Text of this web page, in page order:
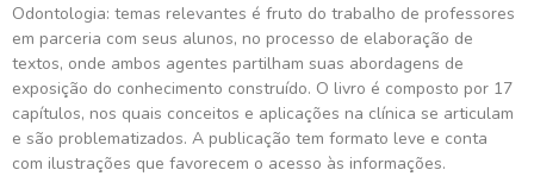
Odontologia: temas relevantes é fruto do trabalho de professores
em parceria com seus alunos, no processo de elaboração de
textos, onde ambos agentes partilham suas abordagens de
exposição do conhecimento construído. O livro é composto por 17
capítulos, nos quais conceitos e aplicações na clínica se articulam
e são problematizados. A publicação tem formato leve e conta
com ilustrações que favorecem o acesso às informações.